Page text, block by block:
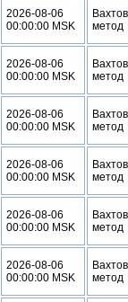
2026-08-06
00:00:00 MSK
метод
2026-08-06
00:00:00 MSK
метод
2026-08-06
00:00:00 MSK
метод
2026-08-06
00:00:00 MSK
метод
2026-08-06
00:00:00 MSK
метод
2026-08-06
00:00:00 MSK
метод